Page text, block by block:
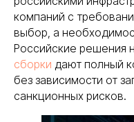
компаний с
выбор, а
Российские решения
сборки дают полный
без зависимости от
санкционных рисков.